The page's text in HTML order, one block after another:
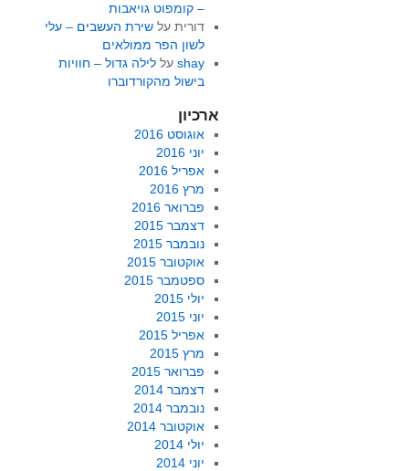
– קומפוט גויאבות
דוריתעל שירת העשבים – עלי
לשון הפר ממולאים
shayעל לילה גדול – חוויות
בישול מהקורדוברו
ארכיון
אוגוסט 2016
יוני 2016
אפריל 2016
מרץ 2016
פברואר 2016
דצמבר 2015
נובמבר 2015
אוקטובר 2015
ספטמבר 2015
יולי 2015
יוני 2015
אפריל 2015
מרץ 2015
פברואר 2015
דצמבר 2014
נובמבר 2014
אוקטובר 2014
יולי 2014
יוני 2014